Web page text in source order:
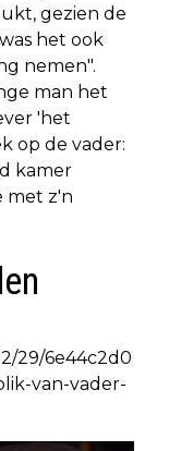
gezien de
het ook
nemen".
man het
'het
op de vader:
kamer
met z'n
29/6e44c2d0
van-vader-